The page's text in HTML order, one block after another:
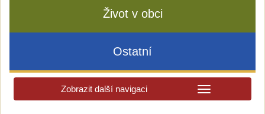
Život v obci
Ostatní
Zobrazit další navigaci